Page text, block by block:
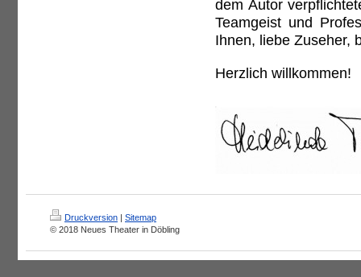
dem Autor
Teamgeist und
Ihnen, liebe Zuseher,
Herzlich willkommen!
Druckversion | Sitemap
© 2018 Neues Theater in Döbling